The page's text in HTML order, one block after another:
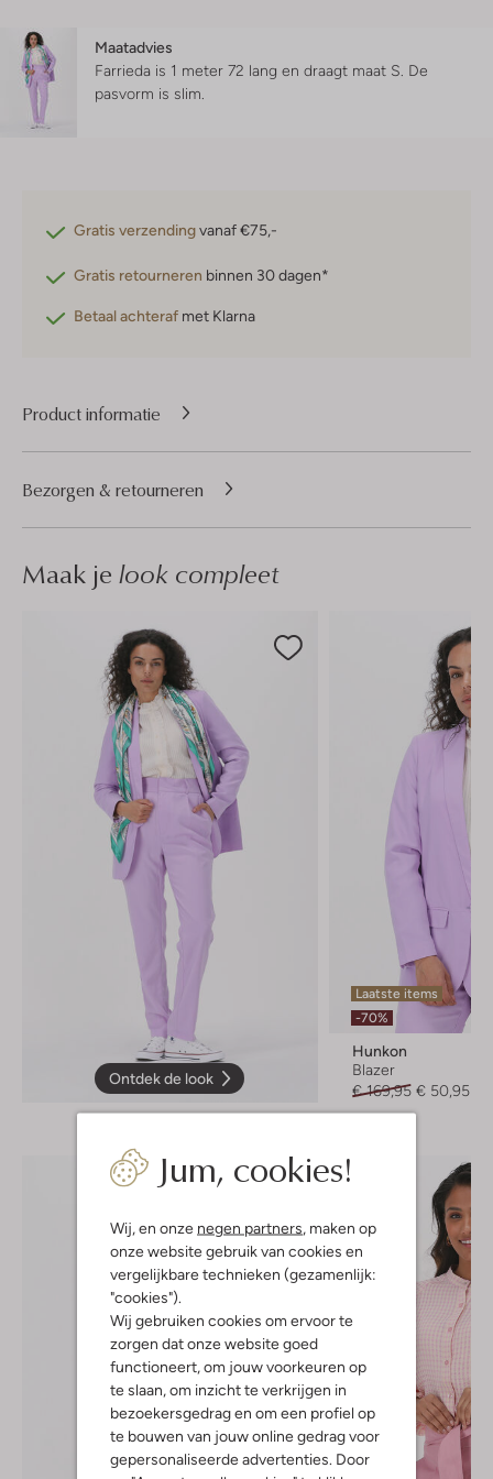
Jum, cookies!
Wij, en onze negen partners , maken op
onze website gebruik van cookies en
vergelijkbare technieken (gezamenlijk:
"cookies").
Wij gebruiken cookies om ervoor te
zorgen dat onze website goed
functioneert, om jouw voorkeuren op
te slaan, om inzicht te verkrijgen in
bezoekersgedrag en om een profiel op
te bouwen van jouw online gedrag voor
gepersonaliseerde advertenties. Door
Maatadvies
Farrieda is 1 meter 72 lang en draagt maat S. De
pasvorm is slim
Gratis verzendingvanaf €75,-
Gratis retourneren binnen 30 dagen*
Betaal achteraf met Klarna
Product informatie
Bezorgen & retourneren
Maak je look compleet
Ontdek de look
Laatste items
-70%
Hunkon
Blazer
€ 169,95 € 50,95